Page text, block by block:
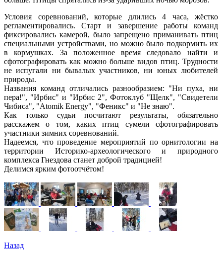
Условия соревнований, которые длились 4 часа, жёстко
регламентировались. Старт и завершение работы команд
фиксировались камерой, было запрещено приманивать птиц
специальными устройствами, но можно было подкормить их
в кормушках. За положенное время следовало найти и
сфотографировать как можно больше видов птиц. Трудности
не испугали ни бывалых участников, ни юных любителей
природы.
Названия команд отличались разнообразием: "Ни пуха, ни
пера!", "Ирбис" и "Ирбис 2", Фотоклуб "Щелк", "Свидетели
Чибиса", "Atomik Energy", "Феникс" и "Не знаю".
Как только судьи посчитают результаты, обязательно
расскажем о том, каких птиц сумели сфотографировать
участники зимних соревнований.
Надеемся, что проведение мероприятий по орнитологии на
территории Историко-археологического и природного
комплекса Гнездова станет доброй традицией!
Делимся ярким фотоотчётом!
Назад